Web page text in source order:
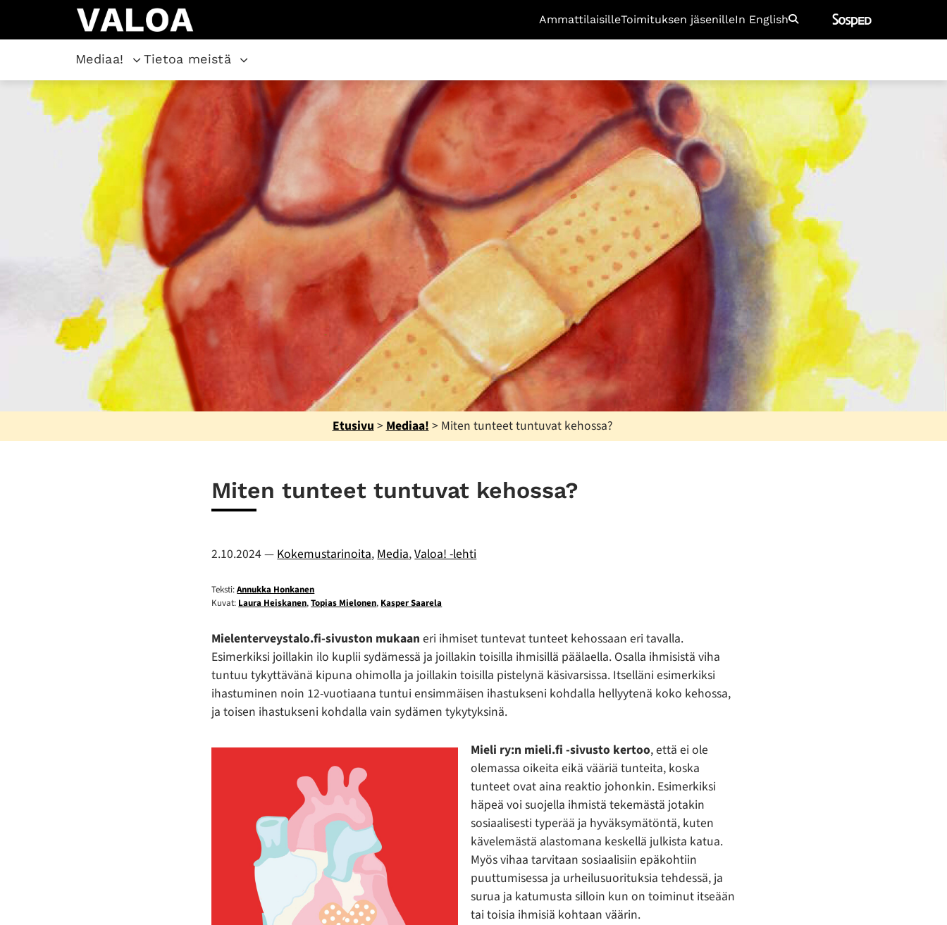
AmmattilaisilleToimituksen jäsenilleIn English Etsi
Mediaa! Tietoa meistä
Etusivu>Mediaa!> Miten tunteet tuntuvat kehossa?
Miten tunteet tuntuvat kehossa?
2.10.2024—Kokemustarinoita,Media,Valoa! -lehti
Teksti:Annukka Honkanen
Kuvat: Laura Heiskanen,Topias Mielonen, Kasper Saarela
Mielenterveystalo.fi-sivuston mukaaneri ihmiset tuntevat tunteet kehossaan eri tavalla.
Esimerkiksi joillakin ilo kuplii sydämessä ja joillakin toisilla ihmisillä päälaella. Osalla ihmisistä viha
tuntuu tykyttävänä kipuna ohimolla ja joillakin toisilla pistelynä käsivarsissa. Itselläni esimerkiksi
ihastuminen noin 12-vuotiaana tuntui ensimmäisen ihastukseni kohdalla hellyytenä koko kehossa,
ja toisen ihastukseni kohdalla vain sydämen tykytyksinä.
Mieli ry:n mieli.fi -sivusto kertoo, että ei ole
olemassa oikeita eikä vääriä tunteita, koska
tunteet ovat aina reaktio johonkin. Esimerkiksi
häpeä voi suojella ihmistä tekemästä jotakin
sosiaalisesti typerää ja hyväksymätöntä, kuten
kävelemästä alastomana keskellä julkista katua.
Myös vihaa tarvitaan sosiaalisiin epäkohtiin
puuttumisessa ja urheilusuorituksia tehdessä, ja
surua ja katumusta silloin kun on toiminut itseään
tai toisia ihmisiä kohtaan väärin.